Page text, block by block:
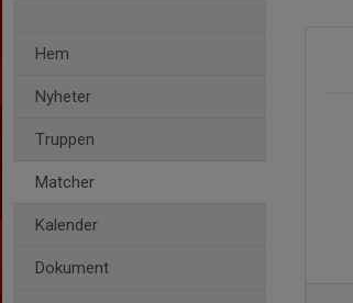
Hem
Nyheter
Truppen
Matcher
Kalender
Dokument